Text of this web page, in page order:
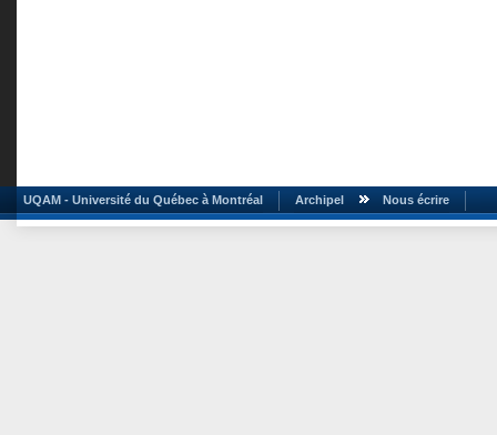
UQAM - Université du Québec à Montréal Archipel Nous écrire